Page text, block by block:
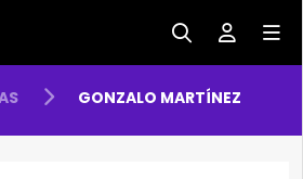
GONZALO MARTÍNEZ